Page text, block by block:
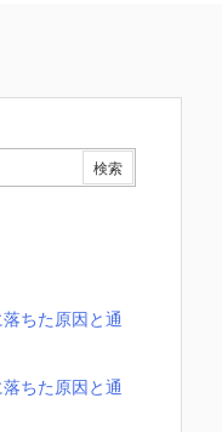
ちた原因と通
ちた原因と通